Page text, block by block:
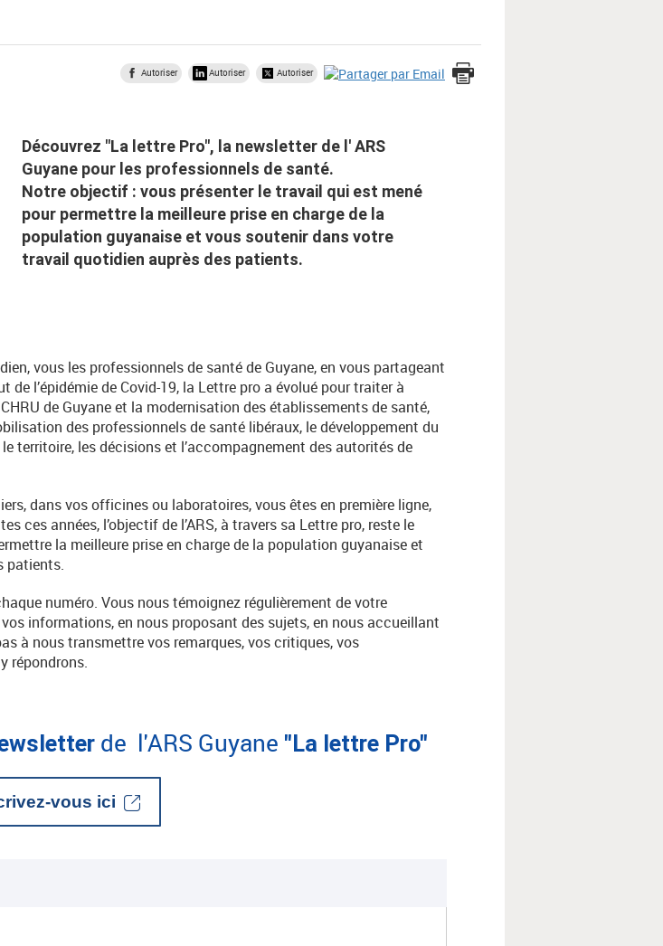
Autoriser Autoriser Autoriser
Découvrez "La lettre Pro", la newsletter de l' ARS
Guyane pour les professionnels de santé.
Notre objectif : vous présenter le travail qui est mené
pour permettre la meilleure prise en charge de la
population guyanaise et vous soutenir dans votre
travail quotidien auprès des patients.
vous les professionnels de santé de Guyane, en vous partageant
l’épidémie de Covid-19, la Lettre pro a évolué pour traiter à
de Guyane et la modernisation des établissements de santé,
des professionnels de santé libéraux, le développement du
territoire, les décisions et l’accompagnement des autorités de
dans vos officines ou laboratoires, vous êtes en première ligne,
ces années, l’objectif de l’ARS, à travers sa Lettre pro, reste le
la meilleure prise en charge de la population guyanaise et
patients.
numéro. Vous nous témoignez régulièrement de votre
informations, en nous proposant des sujets, en nous accueillant
à nous transmettre vos remarques, vos critiques, vos
répondrons.
de l'ARS Guyane "La lettre Pro"
vous ici